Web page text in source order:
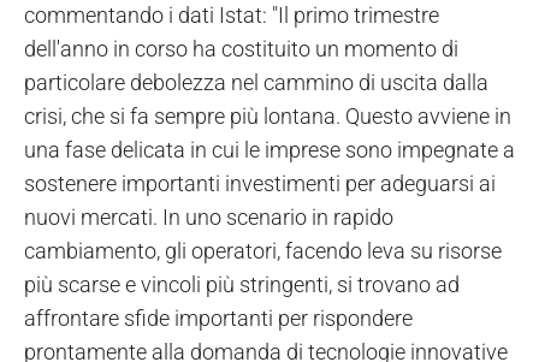
commentando i dati Istat: "Il primo trimestre
dell'anno in corso ha costituito un momento di
particolare debolezza nel cammino di uscita dalla
crisi, che si fa sempre più lontana. Questo avviene in
una fase delicata in cui le imprese sono impegnate a
sostenere importanti investimenti per adeguarsi ai
nuovi mercati. In uno scenario in rapido
cambiamento, gli operatori, facendo leva su risorse
più scarse e vincoli più stringenti, si trovano ad
affrontare sfide importanti per rispondere
prontamente alla domanda di tecnologie innovative